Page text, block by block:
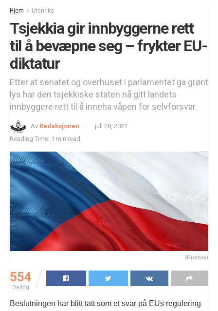
Hjem Utenriks
Tsjekkia gir innbyggerne rett
til å bevæpne seg – frykter EU-
diktatur
Etter at senatet og overhuset i parlamentet ga grønt
lys har den tsjekkiske staten nå gitt landets
innbyggere rett til å inneha våpen for selvforsvar.
Av Redaksjonen
juli 28, 2021
Reading Time: 1 min read
(Pixabay)
554
Deling
Beslutningen har blitt tatt som et svar på EUs regulering